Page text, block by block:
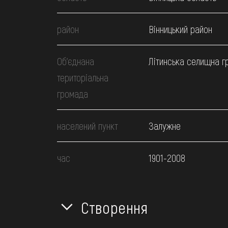
район Вінницький район
Об’єднана
територіальна
громада
Літинська селищна
населений пункт Залужне
час 1901-2008
Створення